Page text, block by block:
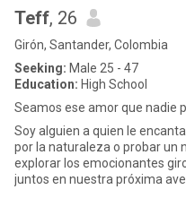
Teff, 26
Girón, Santander, Colombia
Seeking: Male 25 - 47
Education: High School
Seamos ese amor que nadie
Soy alguien a quien le
por la naturaleza o probar un
explorar los emocionantes
juntos en nuestra próxima